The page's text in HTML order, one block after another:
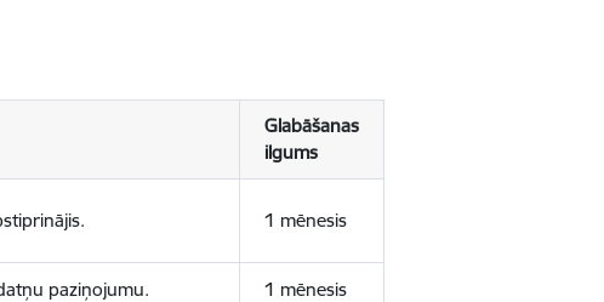
Glabāšanas
ilgums
1 mēnesis
paziņojumu. 1 mēnesis